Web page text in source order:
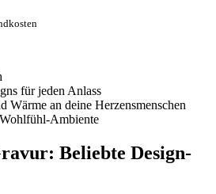
für jeden Anlass
Wärme an deine Herzensmenschen
Ambiente
Beliebte Design-